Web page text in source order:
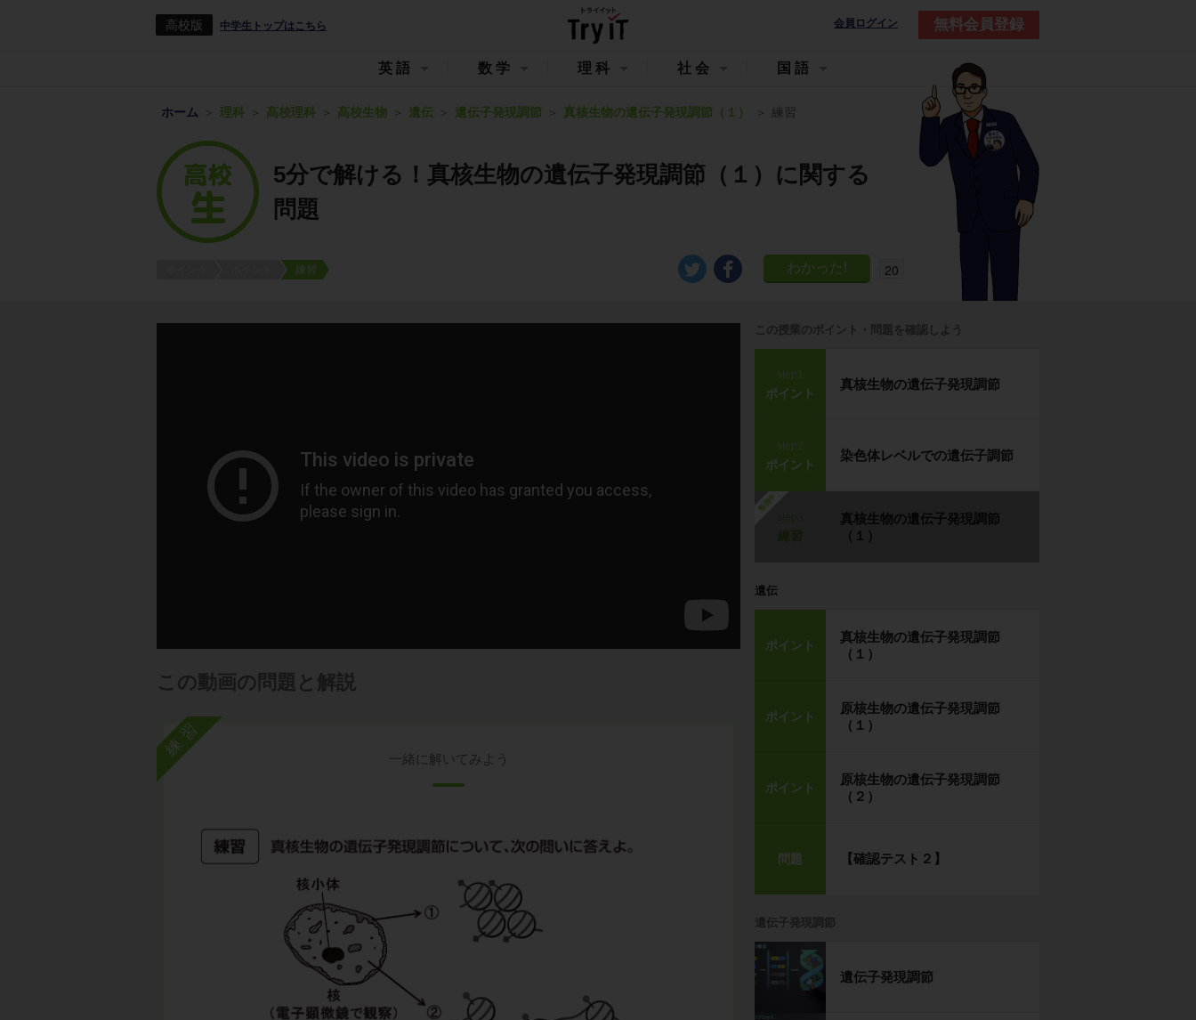
高校版 中学生トップはこちら 会員ログイン 無料会員登録
英語 数学 理科 社会 国語
ホーム 理科 高校理科 高校生物 遺伝 遺伝子発現調節 真核生物の遺伝子発現調節（１） 練習
5分で解ける！真核生物の遺伝子発現調節（１）に関する
問題
練習 20
この動画の問題と解説
練習 一緒に解いてみよう
この授業のポイント・問題を確認しよう
step1
ポイント
真核生物の遺伝子発現調節
step2
ポイント
染色体レベルでの遺伝子調節
勉強中
真核生物の遺伝子発現調節
（１）
遺伝
ポイント
真核生物の遺伝子発現調節
（１）
ポイント
原核生物の遺伝子発現調節
（１）
ポイント
原核生物の遺伝子発現調節
（２）
問題 【確認テスト２】
遺伝子発現調節
遺伝子発現調節